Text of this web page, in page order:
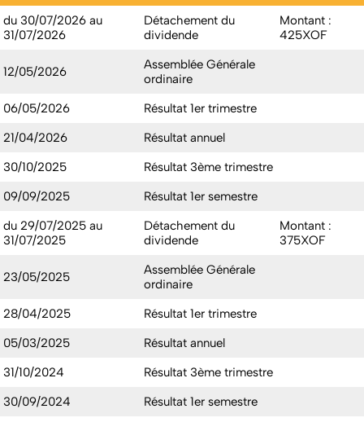
du 30/07/2026 au
31/07/2026
Détachement du
dividende
Montant :
425XOF
12/05/2026
Assemblée Générale
ordinaire
06/05/2026
Résultat 1er trimestre
21/04/2026
Résultat annuel
30/10/2025
Résultat 3ème trimestre
09/09/2025
Résultat 1er semestre
du 29/07/2025 au
31/07/2025
Détachement du
dividende
Montant :
375XOF
23/05/2025
Assemblée Générale
ordinaire
28/04/2025
Résultat 1er trimestre
05/03/2025
Résultat annuel
31/10/2024
Résultat 3ème trimestre
30/09/2024
Résultat 1er semestre